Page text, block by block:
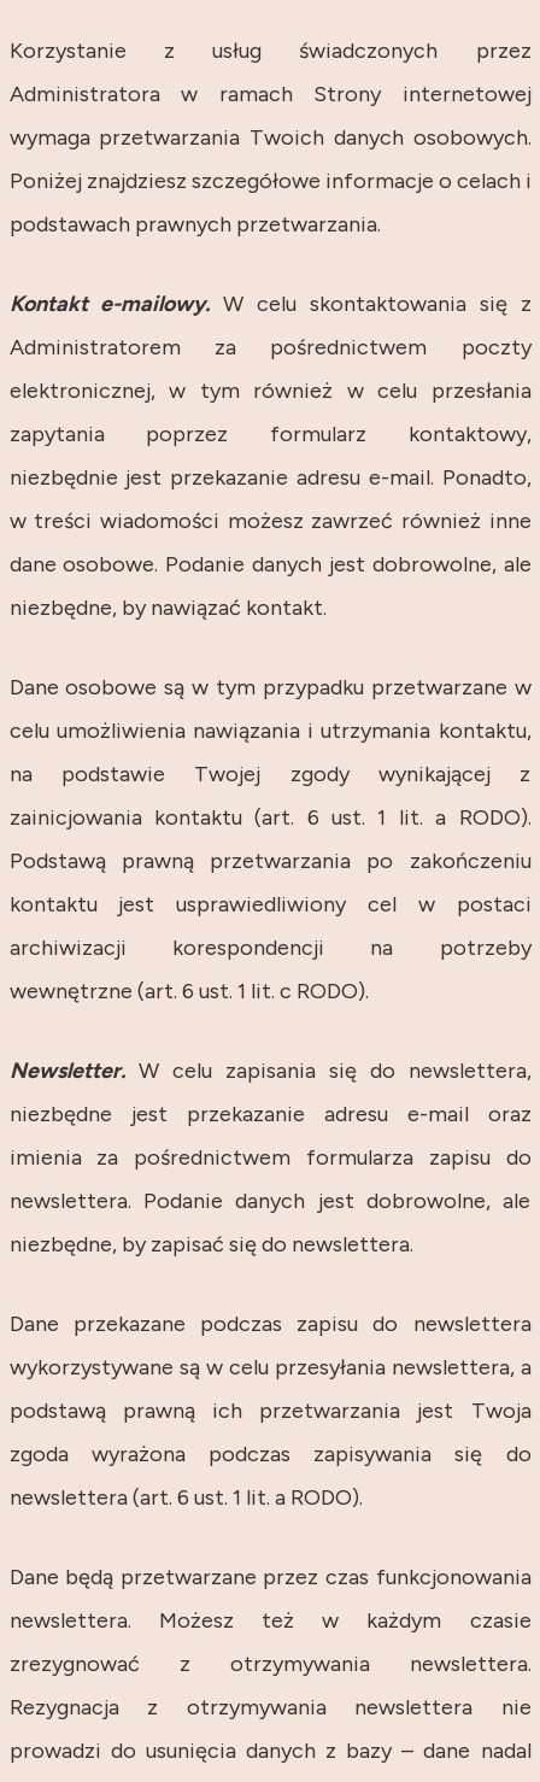
Korzystanie z usług świadczonych przez
Administratora w ramach Strony internetowej
wymaga przetwarzania Twoich danych osobowych.
Poniżej znajdziesz szczegółowe informacje o celach i
podstawach prawnych przetwarzania.
Kontakt e-mailowy. W celu skontaktowania się z
Administratorem za pośrednictwem poczty
elektronicznej, w tym również w celu przesłania
zapytania poprzez formularz kontaktowy,
niezbędnie jest przekazanie adresu e-mail. Ponadto,
w treści wiadomości możesz zawrzeć również inne
dane osobowe. Podanie danych jest dobrowolne, ale
niezbędne, by nawiązać kontakt.
Dane osobowe są w tym przypadku przetwarzane w
celu umożliwienia nawiązania i utrzymania kontaktu,
na podstawie Twojej zgody wynikającej z
zainicjowania kontaktu (art. 6 ust. 1 lit. a RODO).
Podstawą prawną przetwarzania po zakończeniu
kontaktu jest usprawiedliwiony cel w postaci
archiwizacji korespondencji na potrzeby
wewnętrzne (art. 6 ust. 1 lit. c RODO).
Newsletter.W celu zapisania się do newslettera,
niezbędne jest przekazanie adresu e-mail oraz
imienia za pośrednictwem formularza zapisu do
newslettera. Podanie danych jest dobrowolne, ale
niezbędne, by zapisać się do newslettera.
Dane przekazane podczas zapisu do newslettera
wykorzystywane są w celu przesyłania newslettera, a
podstawą prawną ich przetwarzania jest Twoja
zgoda wyrażona podczas zapisywania się do
newslettera (art. 6 ust. 1 lit. a RODO).
Dane będą przetwarzane przez czas funkcjonowania
newslettera. Możesz też w każdym czasie
zrezygnować z otrzymywania newslettera.
Rezygnacja z otrzymywania newslettera nie
prowadzi do usunięcia danych z bazy – dane nadal